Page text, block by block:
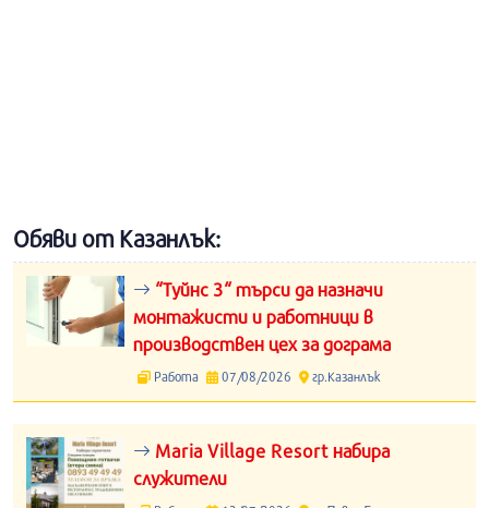
Обяви от Казанлък:
“Туйнс 3“ търси да назначи
монтажисти и работници в
производствен цех за дограма
Работа 07/08/2026 гр.Казанлък
Maria Village Resort набира
служители